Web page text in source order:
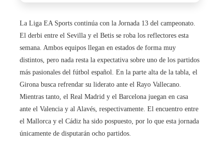
La Liga EA Sports continúa con la Jornada 13 del campeonato.
El derbi entre el Sevilla y el Betis se roba los reflectores esta
semana. Ambos equipos llegan en estados de forma muy
distintos, pero nada resta la expectativa sobre uno de los partidos
más pasionales del fútbol español. En la parte alta de la tabla, el
Girona busca refrendar su liderato ante el Rayo Vallecano.
Mientras tanto, el Real Madrid y el Barcelona juegan en casa
ante el Valencia y al Alavés, respectivamente. El encuentro entre
el Mallorca y el Cádiz ha sido pospuesto, por lo que esta jornada
únicamente de disputarán ocho partidos.